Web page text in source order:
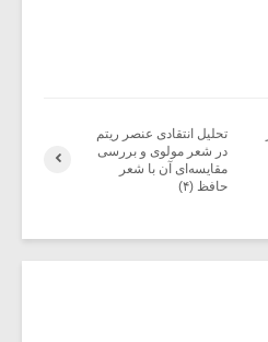
تحلیل انتقادی عنصر ریتم
در شعر مولوی و بررسی
مقایسه‌ای آن با شعر
حافظ (۴)